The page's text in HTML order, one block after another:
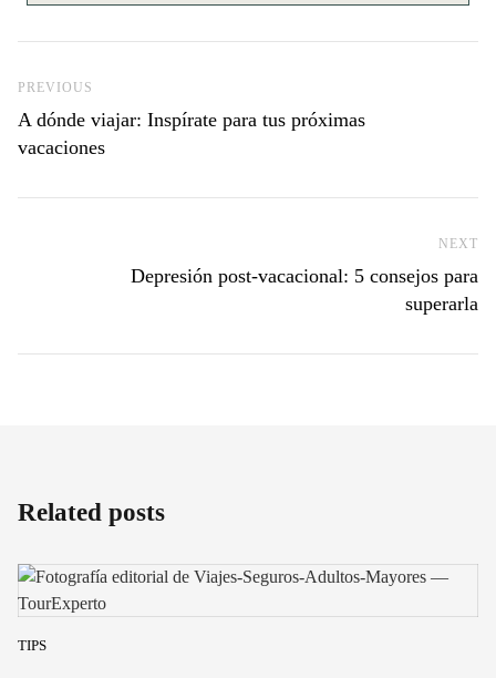
Previous Post
PREVIOUS
A dónde viajar: Inspírate para tus próximas
vacaciones
NEXT
Depresión post-vacacional: 5 consejos para
superarla
Related posts
TIPS